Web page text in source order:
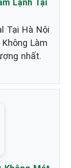
Tại Hà Nội
Không Làm
nhất.